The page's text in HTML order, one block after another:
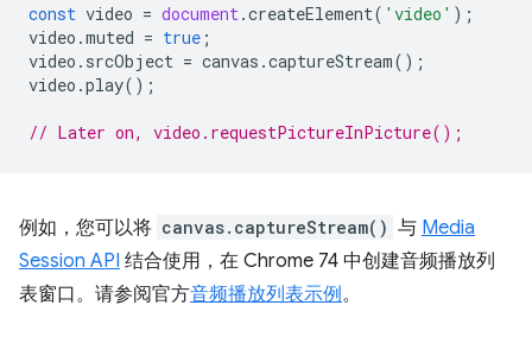
const video = document.createElement( 'video' );
video .muted = true ;
video . srcObject = canvas .captureStream();
video .play();
// Later on, video.requestPictureInPicture();
例如，您可以将 canvas.captureStream() 与 Media
Session API 结合使用，在 Chrome 74 中创建音频播放列
表窗口。请参阅官方音频播放列表示例。